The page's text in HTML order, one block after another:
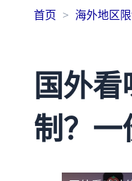
首页 海外地区限
国外
制？一